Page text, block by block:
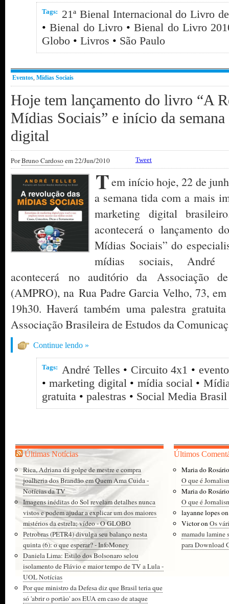
Tags:
21ª Bienal Internacional do Livro
•Bienal do Livro•Bienal do Livro
Globo • Livros • São Paulo
Eventos, Mídias Sociais
Hoje tem lançamento do livro “A
Mídias Sociais” e início da
digital
PorBruno Cardosoem 22/Jun/2010 Tweet
Tem início hoje, 22 de
a semana tida com a mais
marketing digital
acontecerá o lançamento
Mídias Sociais” do
mídias sociais, André
acontecerá no auditório da Associação
(AMPRO), na Rua Padre Garcia Velho, 73,
19h30. Haverá também uma palestra
Associação Brasileira de Estudos da
Continue lendo »
Tags: André Telles • Circuito 4x1 • evento
•marketing digital• mídia social •
gratuita • palestras • Social Media Brasil
Últimas Notícias
Rica, Adriana dá golpe de mestre e compra
joalheria dos Brandão em Quem Ama Cuida -
Notícias da TV
Imagens inéditas do Sol revelam detalhes nunca
vistos e podem ajudar a explicar um dos maiores
mistérios da estrela; vídeo - O GLOBO
Petrobras (PETR4) divulga seu balanço nesta
quinta (6): o que esperar? - InfoMoney
Daniela Lima: Estilo dos Bolsonaro selou
isolamento de Flávio e maior tempo de TV a Lula -
UOL Notícias
Por que ministro da Defesa diz que Brasil teria que
só 'abrir o portão' aos EUA em caso de ataque
Últimos
Maria do
O que é
Maria do
O que é
layanne lopes
VictoronOs
mamadu lamine
para Download